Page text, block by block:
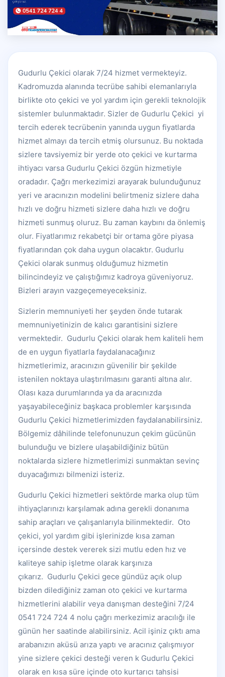
Gudurlu Çekici olarak 7/24 hizmet vermekteyiz.
Kadromuzda alanında tecrübe sahibi elemanlarıyla
birlikte oto çekici ve yol yardım için gerekli teknolojik
sistemler bulunmaktadır. Sizler de Gudurlu Çekici yi
tercih ederek tecrübenin yanında uygun fiyatlarda
hizmet almayı da tercih etmiş olursunuz. Bu noktada
sizlere tavsiyemiz bir yerde oto çekici ve kurtarma
ihtiyacı varsa Gudurlu Çekici özgün hizmetiyle
oradadır. Çağrı merkezimizi arayarak bulunduğunuz
yeri ve aracınızın modelini belirtmeniz sizlere daha
hızlı ve doğru hizmeti sizlere daha hızlı ve doğru
hizmeti sunmuş oluruz. Bu zaman kaybını da önlemiş
olur. Fiyatlarımız rekabetçi bir ortama göre piyasa
fiyatlarından çok daha uygun olacaktır. Gudurlu
Çekici olarak sunmuş olduğumuz hizmetin
bilincindeyiz ve çalıştığımız kadroya güveniyoruz.
Bizleri arayın vazgeçemeyeceksiniz.
Sizlerin memnuniyeti her şeyden önde tutarak
memnuniyetinizin de kalıcı garantisini sizlere
vermektedir. Gudurlu Çekici olarak hem kaliteli hem
de en uygun fiyatlarla faydalanacağınız
hizmetlerimiz, aracınızın güvenilir bir şekilde
istenilen noktaya ulaştırılmasını garanti altına alır.
Olası kaza durumlarında ya da aracınızda
yaşayabileceğiniz başkaca problemler karşısında
Gudurlu Çekici hizmetlerimizden faydalanabilirsiniz.
Bölgemiz dâhilinde telefonunuzun çekim gücünün
bulunduğu ve bizlere ulaşabildiğiniz bütün
noktalarda sizlere hizmetlerimizi sunmaktan sevinç
duyacağımızı bilmenizi isteriz.
Gudurlu Çekici hizmetleri sektörde marka olup tüm
ihtiyaçlarınızı karşılamak adına gerekli donanıma
sahip araçları ve çalışanlarıyla bilinmektedir. Oto
çekici, yol yardım gibi işlerinizde kısa zaman
içersinde destek vererek sizi mutlu eden hız ve
kaliteye sahip işletme olarak karşınıza
çıkarız. Gudurlu Çekici gece gündüz açık olup
bizden dilediğiniz zaman oto çekici ve kurtarma
hizmetlerini alabilir veya danışman desteğini 7/24
0541 724 724 4 nolu çağrı merkezimiz aracılığı ile
günün her saatinde alabilirsiniz. Acil işiniz çıktı ama
arabanızın aküsü arıza yaptı ve aracınız çalışmıyor
yine sizlere çekici desteği veren k Gudurlu Çekici
olarak en kısa süre içinde oto kurtarıcı tahsisi